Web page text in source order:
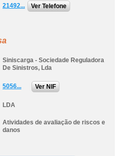
21492... Ver Telefone
Siniscarga - Sociedade Reguladora
De Sinistros, Lda
5056... Ver NIF
LDA
Atividades de avaliação de riscos e
danos